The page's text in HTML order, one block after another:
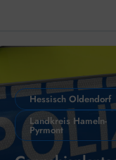
Hessisch Oldendorf
Landkreis Hameln-
Pyrmont